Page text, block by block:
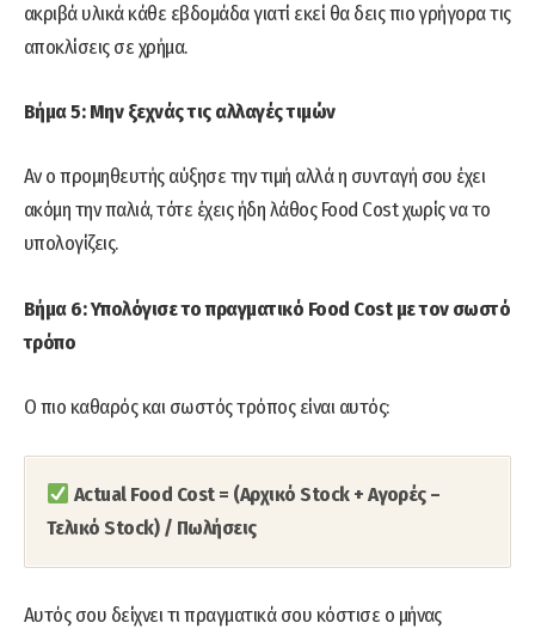
ακριβά υλικά κάθε εβδομάδα γιατί εκεί θα δεις πιο γρήγορα τις
αποκλίσεις σε χρήμα.
Βήμα 5: Μην ξεχνάς τις αλλαγές τιμών
Αν ο προμηθευτής αύξησε την τιμή αλλά η συνταγή σου έχει
ακόμη την παλιά, τότε έχεις ήδη λάθος Food Cost χωρίς να το
υπολογίζεις.
Βήμα 6: Υπολόγισε το πραγματικό Food Cost με τον σωστό
τρόπο
Ο πιο καθαρός και σωστός τρόπος είναι αυτός:
Actual Food Cost = (Αρχικό Stock + Αγορές –
Τελικό Stock) / Πωλήσεις
Αυτός σου δείχνει τι πραγματικά σου κόστισε ο μήνας